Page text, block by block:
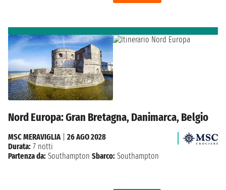
Nord Europa: Gran Bretagna, Danimarca, Belgio
MSC MERAVIGLIA| 26 AGO 2028
Durata: 7 notti
Partenza da: Southampton Sbarco: Southampton